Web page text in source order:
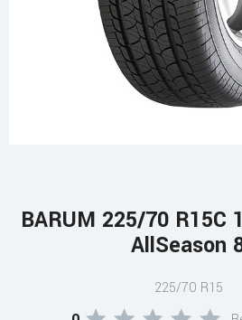
BARUM 225/70 R15C
AllSeason
225/70 R15